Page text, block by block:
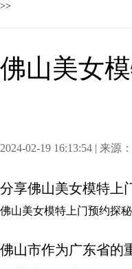
>>
佛山美女
2024-02-19 16:13:54 | 来源：
分享佛山美女模特上
佛山美女模特上门预约探秘
佛山市作为广东省的